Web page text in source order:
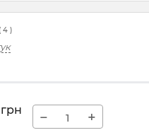
( 4 )
грн − +